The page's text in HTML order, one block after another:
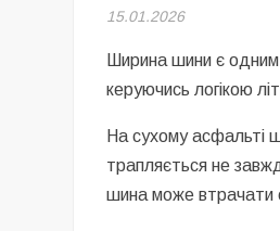
15.01.2026
Ширина шини є
керуючись логікою
На сухому асфальті
трапляється не
шина може втрачати